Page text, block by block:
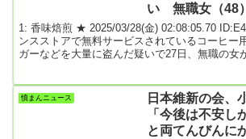
い 無職女（48
ー購入せず「無
った」
1: 香味焙煎 ★ 2025/03/28(金) 02:08:05.70
ンスストアで無料サービスされているコーヒー
ガーなどを大量に盗んだ疑いで27日、無職の女
と通報がありました。防犯カメラの映像を調べ
でいる様子が映っていて、警察は27日、大刀洗
を窃盗の疑いで逮捕しまし...
憤まんニュース
日本維新の会、
「今後は不安し
と両てんびんに